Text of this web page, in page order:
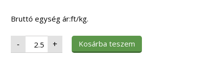
Bruttó egység ár:ft/kg.
- Fagy.
Hasábburgonya
(22)
+ Kosárba teszem